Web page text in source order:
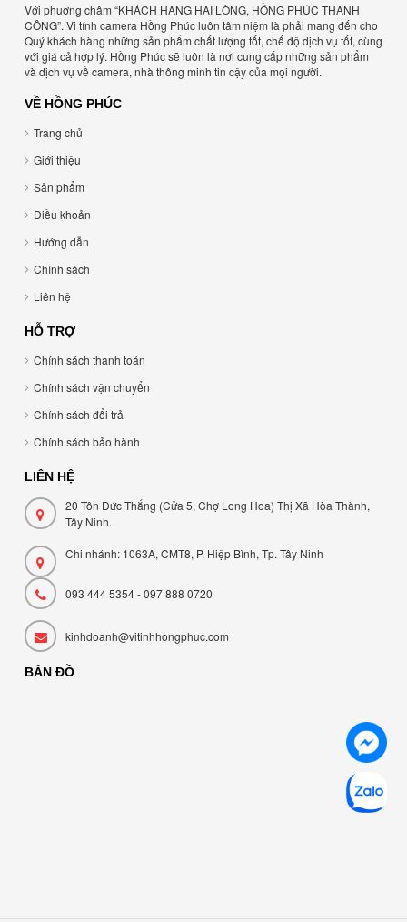
Với phuơng châm “KHÁCH HÀNG HÀI LÒNG, HỒNG PHÚC THÀNH
CÔNG”. Vi tính camera Hồng Phúc luôn tâm niệm là phải mang đến cho
Quý khách hàng những sản phẩm chất lượng tốt, chế độ dịch vụ tốt, cùng
với giá cả hợp lý. Hồng Phúc sẽ luôn là nơi cung cấp những sản phẩm
và dịch vụ về camera, nhà thông minh tin cậy của mọi người.
VỀ HỒNG PHÚC
Trang chủ
Giới thiệu
Sản phẩm
Điều khoản
Hướng dẫn
Chính sách
Liên hệ
HỖ TRỢ
Chính sách thanh toán
Chính sách vận chuyển
Chính sách đổi trả
Chính sách bảo hành
LIÊN HỆ
20 Tôn Đức Thắng (Cửa 5, Chợ Long Hoa) Thị Xã Hòa Thành,
Tây Ninh.
Chi nhánh: 1063A, CMT8, P. Hiệp Bình, Tp. Tây Ninh
093 444 5354 - 097 888 0720
kinhdoanh@vitinhhongphuc.com
BẢN ĐỒ